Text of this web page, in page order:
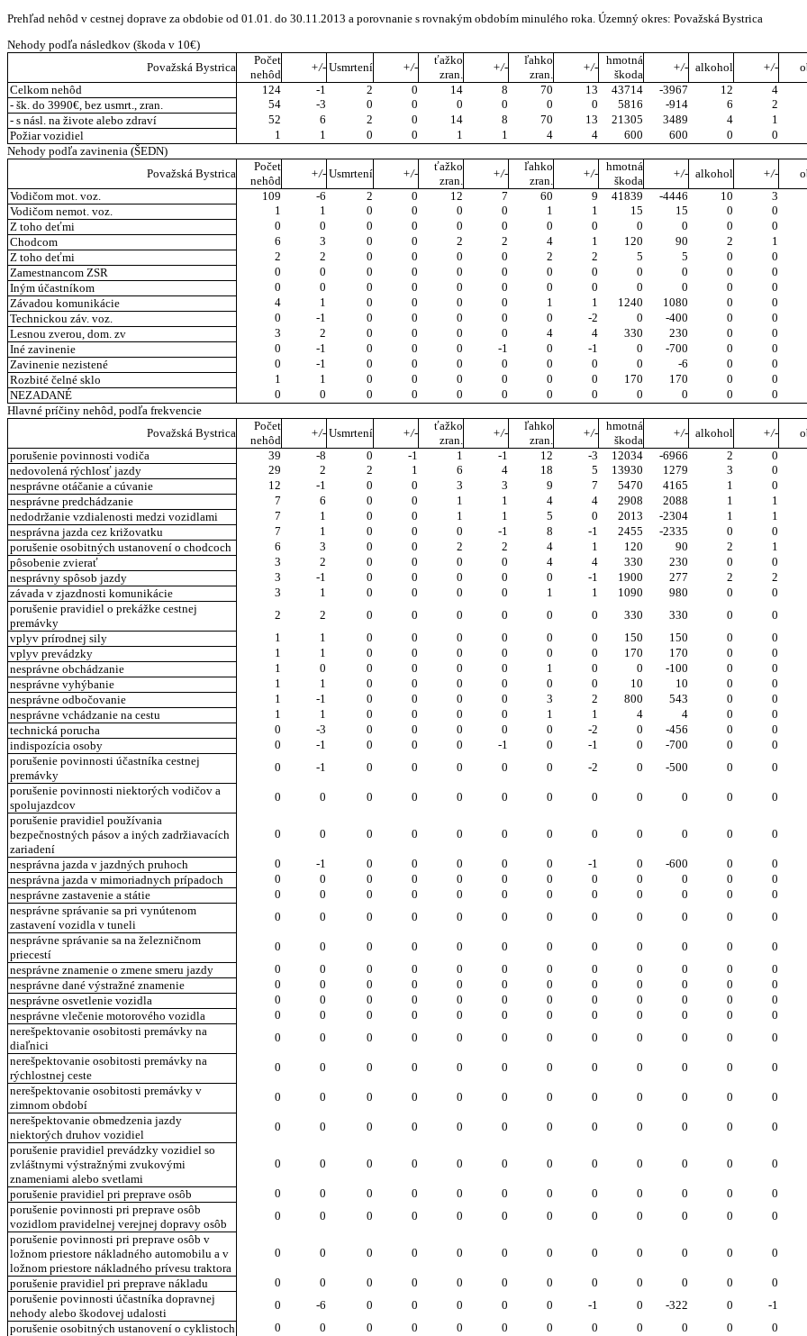
Prehľad nehôd v cestnej doprave za obdobie od 01.01. do 30.11.2013 a porovnanie s rovnakým obdobím minulého roka. Územný okres: Považská Bystrica
Nehody podľa následkov (škoda v 10€)
Považská Bystrica
Počet
nehôd
+/- Usmrtení +/-
ťažko
zran.
+/-
ľahko
zran.
+/-
hmotná
škoda
+/- alkohol +/-
Celkom nehôd
124 -1 2 0 14 8 70 13 43714 -3967 12 4
- šk. do 3990€, bez usmrt., zran.
54 -3 0 0 0 0 0 0 5816 -914 6 2
- s násl. na živote alebo zdraví
52 6 2 0 14 8 70 13 21305 3489 4 1
Požiar vozidiel
1 1 0 0 1 1 4 4 600 600 0 0
Nehody podľa zavinenia (ŠEDN)
Považská Bystrica
Počet
nehôd
+/- Usmrtení +/-
ťažko
zran.
+/-
ľahko
zran.
+/-
hmotná
škoda
+/- alkohol +/-
Vodičom mot. voz.
109 -6 2 0 12 7 60 9 41839 -4446 10 3
Vodičom nemot. voz.
1 1 0 0 0 0 1 1 15 15 0 0
Z toho deťmi
0 0 0 0 0 0 0 0 0 0 0 0
Chodcom
6 3 0 0 2 2 4 1 120 90 2 1
Z toho deťmi
2 2 0 0 0 0 2 2 5 5 0 0
Zamestnancom ZSR
0 0 0 0 0 0 0 0 0 0 0 0
Iným účastníkom
0 0 0 0 0 0 0 0 0 0 0 0
Závadou komunikácie
4 1 0 0 0 0 1 1 1240 1080 0 0
Technickou záv. voz.
0 -1 0 0 0 0 0 -2 0 -400 0 0
Lesnou zverou, dom. zv
3 2 0 0 0 0 4 4 330 230 0 0
Iné zavinenie
0 -1 0 0 0 -1 0 -1 0 -700 0 0
Zavinenie nezistené
0 -1 0 0 0 0 0 0 0 -6 0 0
Rozbité čelné sklo
1 1 0 0 0 0 0 0 170 170 0 0
NEZADANÉ
0 0 0 0 0 0 0 0 0 0 0 0
Hlavné príčiny nehôd, podľa frekvencie
Považská Bystrica
Počet
nehôd
+/- Usmrtení +/-
ťažko
zran.
+/-
ľahko
zran.
+/-
hmotná
škoda
+/- alkohol +/-
porušenie povinnosti vodiča
39 -8 0 -1 1 -1 12 -3 12034 -6966 2 0
nedovolená rýchlosť jazdy
29 2 2 1 6 4 18 5 13930 1279 3 0
nesprávne otáčanie a cúvanie
12 -1 0 0 3 3 9 7 5470 4165 1 0
nesprávne predchádzanie
7 6 0 0 1 1 4 4 2908 2088 1 1
nedodržanie vzdialenosti medzi vozidlami
7 1 0 0 1 1 5 0 2013 -2304 1 1
nesprávna jazda cez križovatku
7 1 0 0 0 -1 8 -1 2455 -2335 0 0
porušenie osobitných ustanovení o chodcoch
6 3 0 0 2 2 4 1 120 90 2 1
pôsobenie zvierať
3 2 0 0 0 0 4 4 330 230 0 0
nesprávny spôsob jazdy
3 -1 0 0 0 0 0 -1 1900 277 2 2
závada v zjazdnosti komunikácie
3 1 0 0 0 0 1 1 1090 980 0 0
porušenie pravidiel o prekážke cestnej
premávky
2 2 0 0 0 0 0 0 330 330 0 0
vplyv prírodnej sily
1 1 0 0 0 0 0 0 150 150 0 0
vplyv prevádzky
1 1 0 0 0 0 0 0 170 170 0 0
nesprávne obchádzanie
1 0 0 0 0 0 1 0 0 -100 0 0
nesprávne vyhýbanie
1 1 0 0 0 0 0 0 10 10 0 0
nesprávne odbočovanie
1 -1 0 0 0 0 3 2 800 543 0 0
nesprávne vchádzanie na cestu
1 1 0 0 0 0 1 1 4 4 0 0
technická porucha
0 -3 0 0 0 0 0 -2 0 -456 0 0
indispozícia osoby
0 -1 0 0 0 -1 0 -1 0 -700 0 0
porušenie povinnosti účastníka cestnej
premávky
0 -1 0 0 0 0 0 -2 0 -500 0 0
porušenie povinnosti niektorých vodičov a
spolujazdcov
0 0 0 0 0 0 0 0 0 0 0 0
porušenie pravidiel používania
bezpečnostných pásov a iných zadržiavacích
zariadení
0 0 0 0 0 0 0 0 0 0 0 0
nesprávna jazda v jazdných pruhoch 0 -1 0 0 0 0 0 -1 0 -600 0 0
nesprávna jazda v mimoriadnych prípadoch
0 0 0 0 0 0 0 0 0 0 0 0
nesprávne zastavenie a státie
0 0 0 0 0 0 0 0 0 0 0 0
nesprávne správanie sa pri vynútenom
zastavení vozidla v tuneli
0 0 0 0 0 0 0 0 0 0 0 0
nesprávne správanie sa na železničnom
priecestí
0 0 0 0 0 0 0 0 0 0 0 0
nesprávne znamenie o zmene smeru jazdy
0 0 0 0 0 0 0 0 0 0 0 0
nesprávne dané výstražné znamenie
0 0 0 0 0 0 0 0 0 0 0 0
nesprávne osvetlenie vozidla
0 0 0 0 0 0 0 0 0 0 0 0
nesprávne vlečenie motorového vozidla
0 0 0 0 0 0 0 0 0 0 0 0
nerešpektovanie osobitosti premávky na
diaľnici
0 0 0 0 0 0 0 0 0 0 0 0
nerešpektovanie osobitosti premávky na
rýchlostnej ceste
0 0 0 0 0 0 0 0 0 0 0 0
nerešpektovanie osobitosti premávky v
zimnom období
0 0 0 0 0 0 0 0 0 0 0 0
nerešpektovanie obmedzenia jazdy
niektorých druhov vozidiel
0 0 0 0 0 0 0 0 0 0 0 0
porušenie pravidiel prevádzky vozidiel so
zvláštnymi výstražnými zvukovými
znameniami alebo svetlami
0 0 0 0 0 0 0 0 0 0 0 0
porušenie pravidiel pri preprave osôb 0 0 0 0 0 0 0 0 0 0 0 0
porušenie povinnosti pri preprave osôb
vozidlom pravidelnej verejnej dopravy osôb
0 0 0 0 0 0 0 0 0 0 0 0
porušenie povinnosti pri preprave osôb v
ložnom priestore nákladného automobilu a v
ložnom priestore nákladného prívesu traktora
0 0 0 0 0 0 0 0 0 0 0 0
porušenie pravidiel pri preprave nákladu 0 0 0 0 0 0 0 0 0 0 0 0
porušenie povinnosti účastníka dopravnej
nehody alebo škodovej udalosti
0 -6 0 0 0 0 0 -1 0 -322 0 -1
porušenie osobitných ustanovení o cyklistoch
0 0 0 0 0 0 0 0 0 0 0 0